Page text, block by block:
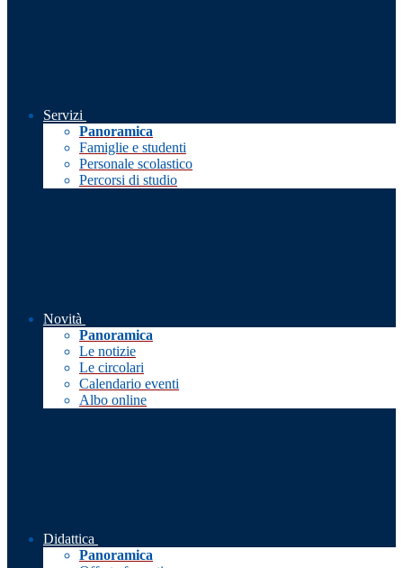
Servizi
Panoramica
Famiglie e studenti
Personale scolastico
Percorsi di studio
Novità
Panoramica
Le notizie
Le circolari
Calendario eventi
Albo online
Didattica
Panoramica